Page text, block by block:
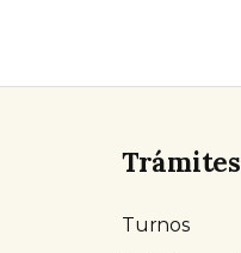
Trámites
Turnos